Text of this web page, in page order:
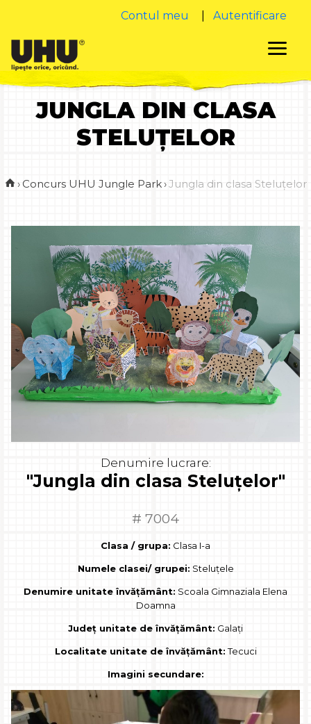
Contul meu Autentificare
JUNGLA DIN CLASA
STELUȚELOR
› Concurs UHU Jungle Park›Jungla din clasa Steluțelor
Denumire lucrare:
"Jungla din clasa Steluțelor"
# 7004
Clasa / grupa: Clasa I-a
Numele clasei/ grupei: Steluțele
Denumire unitate învățământ: Scoala Gimnaziala Elena
Doamna
Județ unitate de învățământ: Galați
Localitate unitate de învățământ:Tecuci
Imagini secundare: